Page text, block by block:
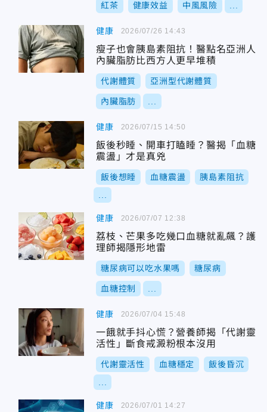
紅茶 健康效益 中風風險
健康
瘦子也會胰島素阻抗！醫點名亞洲人
內臟脂肪比西方人更早堆積
代謝體質 亞洲型代謝體質
內臟脂肪
2026/07/26 14:43
健康
飯後秒睡、開車打瞌睡？醫揭「血糖
震盪」才是真兇
飯後想睡 血糖震盪 胰島素阻抗
2026/07/15 14:50
健康
荔枝、芒果多吃幾口血糖就亂飆？護
理師揭隱形地雷
糖尿病可以吃水果嗎 糖尿病
血糖控制
2026/07/07 12:38
健康
一餓就手抖心慌？營養師揭「代謝靈
活性」斷食戒澱粉根本沒用
代謝靈活性 血糖穩定 飯後昏沉
2026/07/04 15:48
健康 2026/07/01 14:27